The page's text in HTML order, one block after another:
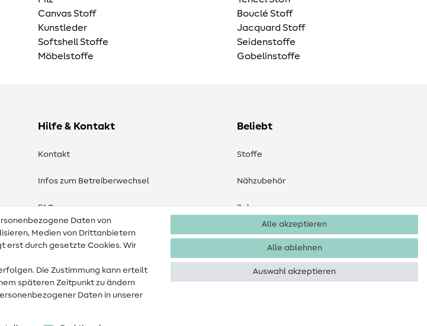
Canvas Stoff
Kunstleder
Softshell Stoffe
Möbelstoffe
Bouclé Stoff
Jacquard Stoff
Seidenstoffe
Gobelinstoffe
Hilfe & Kontakt
Kontakt
Infos zum Betreiberwechsel
FAQ
Widerrufsrecht
Beliebt
Stoffe
Nähzubehör
Sale
Schnittmuster
Daten von
Medien von Drittanbietern
erst durch gesetzte Cookies. Wir
Die Zustimmung kann erteilt
späteren Zeitpunkt zu ändern
Daten in unserer
Alle akzeptieren
Alle ablehnen
Auswahl akzeptieren